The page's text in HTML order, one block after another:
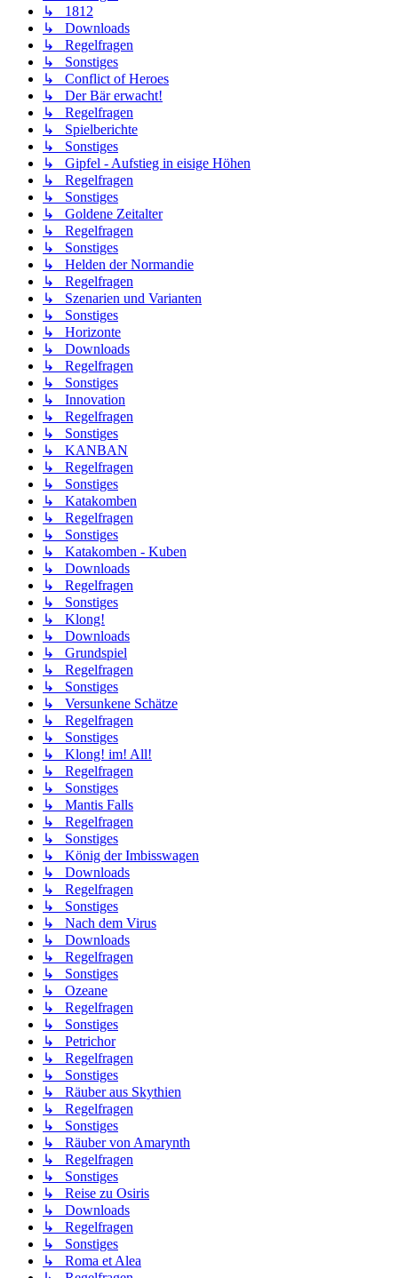
↳ 1812
↳ Downloads
↳ Regelfragen
↳ Sonstiges
↳ Conflict of Heroes
↳ Der Bär erwacht!
↳ Regelfragen
↳ Spielberichte
↳ Sonstiges
↳ Gipfel - Aufstieg in eisige Höhen
↳ Regelfragen
↳ Sonstiges
↳ Goldene Zeitalter
↳ Regelfragen
↳ Sonstiges
↳ Helden der Normandie
↳ Regelfragen
↳ Szenarien und Varianten
↳ Sonstiges
↳ Horizonte
↳ Downloads
↳ Regelfragen
↳ Sonstiges
↳ Innovation
↳ Regelfragen
↳ Sonstiges
↳ KANBAN
↳ Regelfragen
↳ Sonstiges
↳ Katakomben
↳ Regelfragen
↳ Sonstiges
↳ Katakomben - Kuben
↳ Downloads
↳ Regelfragen
↳ Sonstiges
↳ Klong!
↳ Downloads
↳ Grundspiel
↳ Regelfragen
↳ Sonstiges
↳ Versunkene Schätze
↳ Regelfragen
↳ Sonstiges
↳ Klong! im! All!
↳ Regelfragen
↳ Sonstiges
↳ Mantis Falls
↳ Regelfragen
↳ Sonstiges
↳ König der Imbisswagen
↳ Downloads
↳ Regelfragen
↳ Sonstiges
↳ Nach dem Virus
↳ Downloads
↳ Regelfragen
↳ Sonstiges
↳ Ozeane
↳ Regelfragen
↳ Sonstiges
↳ Petrichor
↳ Regelfragen
↳ Sonstiges
↳ Räuber aus Skythien
↳ Regelfragen
↳ Sonstiges
↳ Räuber von Amarynth
↳ Regelfragen
↳ Sonstiges
↳ Reise zu Osiris
↳ Downloads
↳ Regelfragen
↳ Sonstiges
↳ Roma et Alea